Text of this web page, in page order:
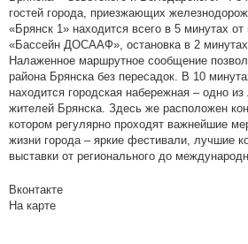
гостей города, приезжающих
«Брянск 1» находится всего в 5 минутах
«Бассейн ДОСААФ», остановка в 2
Налаженное маршрутное сообщение
района Брянска без пересадок. В 10
находится городская набережная – одно
жителей Брянска. Здесь же расположен
котором регулярно проходят важнейшие
жизни города – яркие фестивали, лучшие
выставки от регионального до
Вконтакте
На карте